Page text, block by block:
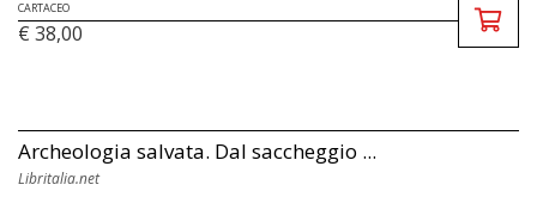
CARTACEO
€ 38,00
Archeologia salvata. Dal saccheggio ...
Libritalia.net